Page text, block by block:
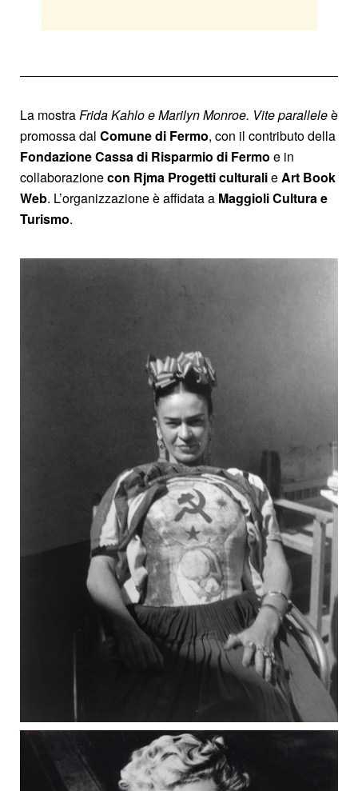
La mostraFrida Kahlo e Marilyn Monroe. Vite paralleleè
promossa dal Comune di Fermo, con il contributo della
Fondazione Cassa di Risparmio di Fermo e in
collaborazionecon Rjma Progetti culturalieArt Book
Web. L’organizzazione è affidata a Maggioli Cultura e
Turismo.